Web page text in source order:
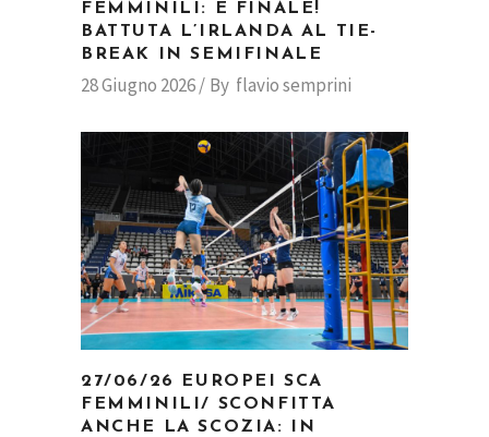
FEMMINILI: È FINALE!
BATTUTA L’IRLANDA AL TIE-
BREAK IN SEMIFINALE
28 Giugno 2026 By flavio semprini
27/06/26 EUROPEI SCA
FEMMINILI/ SCONFITTA
ANCHE LA SCOZIA: IN